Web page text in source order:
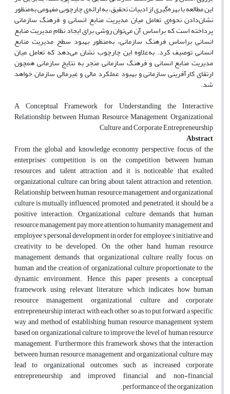
این مطالعه با بهره‌گیری از ادبیات تحقیق، به ارائه‌ی چارچوبی مفهومی به‌منظور
نشان‌دادن نحوه‌ی تعامل میان مدیریت منابع انسانی و فرهنگ سازمانی
پرداخته است که بر‌اساس آن می‌توان روشی برای ایجاد نظام مدیریت منابع
انسانی براساس فرهنگ سازمانی، به‌منظور بهبود سطح مدیریت منابع
انسانی توصیف کرد. به‌علاوه این چارچوب نشان می‌دهد که تعامل میان
مدیریت منابع انسانی و فرهنگ سازمانی منجر به نتایج سازمانی همچون
ارتقای کارآفرینی سازمانی و بهبود عملکرد مالی و غیرمالی سازمان خواهد
شد.
A Conceptual Framework for Understanding the Interactive
Relationship between Human Resource Management, Organizational
Culture and Corporate Entrepreneurship
Abstract
From the global and knowledge economy perspective, focus of the
enterprises’ competition is on the competition between human
resources and talent attraction and it is noticeable that exalted
organizational culture can bring about talent attraction and retention.
Relationship between human resource management and organizational
culture is mutually influenced, promoted and penetrated; it should be a
positive interaction. Organizational culture demands that human
resource management pay more attention to humanity management and
employee’s personal development in order for employee’s initiative and
creativity to be developed. On the other hand, human resource
management demands that organizational culture really focus on
human and the creation of organizational culture proportionate to the
dynamic environment. Hence, this paper presents a conceptual
framework, using relevant literature, which indicates how human
resource management, organizational culture and corporate
entrepreneurship interact with each other so as to put forward a specific
way and method of establishing human resource management system
based on organizational culture to improve the level of human resource
management. Furthermore, this framework shows that the interaction
between human resource management and organizational culture may
lead to organizational outcomes such as increased corporate
entrepreneurship and improved financial and non-financial
performance of the organization.